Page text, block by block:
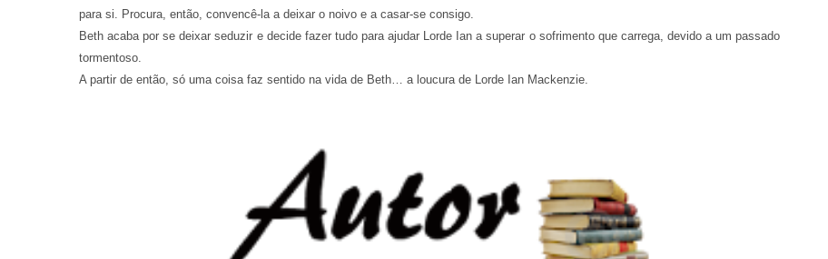
para si. Procura, então, convencê-la a deixar o noivo e a casar-se consigo.
Beth acaba por se deixar seduzir e decide fazer tudo para ajudar Lorde Ian a superar o sofrimento que carrega, devido a um passado
tormentoso.
A partir de então, só uma coisa faz sentido na vida de Beth… a loucura de Lorde Ian Mackenzie.